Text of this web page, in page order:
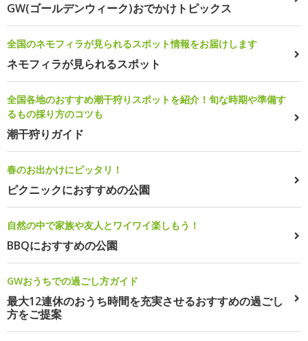
GW(ゴールデンウィーク)おでかけトピックス
全国のネモフィラが見られるスポット情報をお届けします
ネモフィラが見られるスポット
全国各地のおすすめ潮干狩りスポットを紹介！旬な時期や準備す
るもの採り方のコツも
潮干狩りガイド
春のお出かけにピッタリ！
ピクニックにおすすめの公園
自然の中で家族や友人とワイワイ楽しもう！
BBQにおすすめの公園
GWおうちでの過ごし方ガイド
最大12連休のおうち時間を充実させるおすすめの過ごし
方をご提案